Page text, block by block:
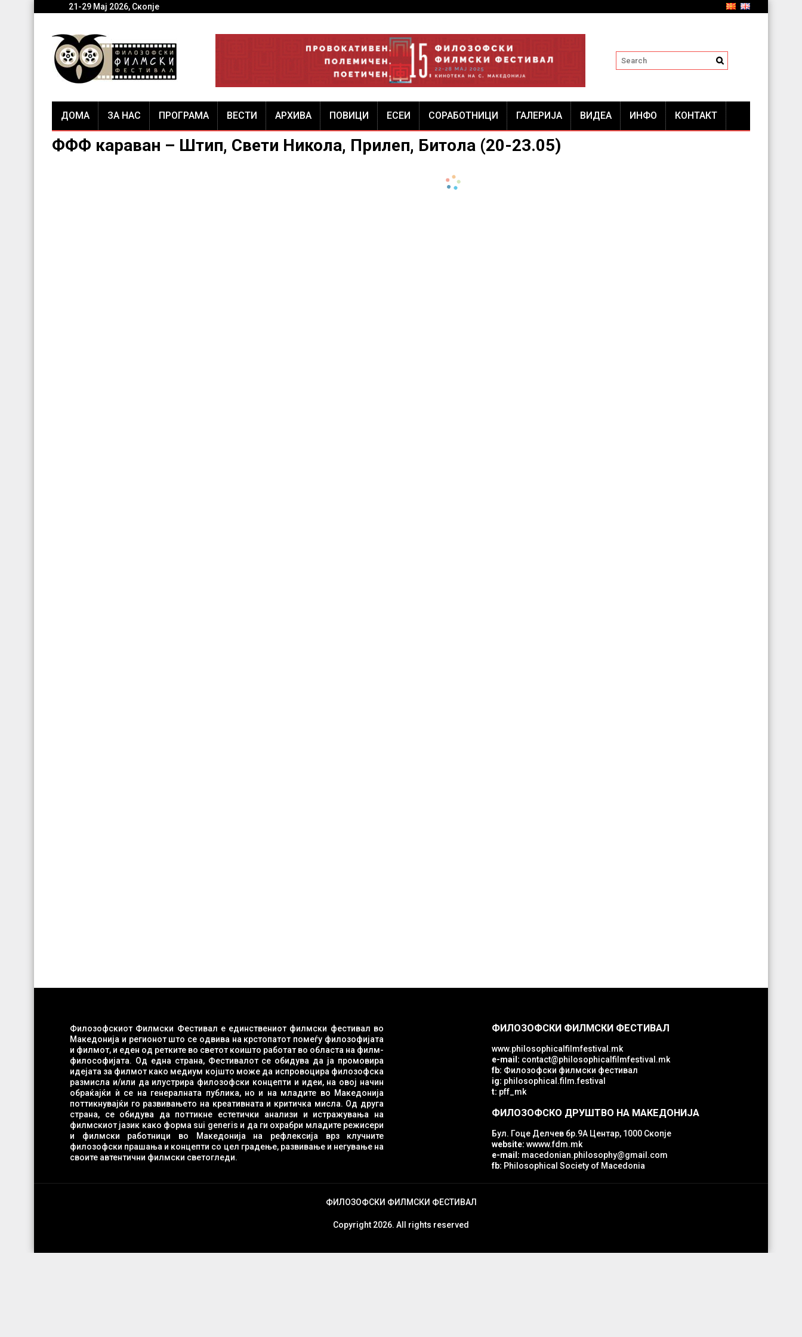
21-29 Мај 2026, Скопје
ДОМА ЗА НАС ПРОГРАМА ВЕСТИ АРХИВА ПОВИЦИ ЕСЕИ СОРАБОТНИЦИ ГАЛЕРИЈА ВИДЕА ИНФО КОНТАКТ
ФФФ караван – Штип, Свети Никола, Прилеп, Битола (20-23.05)
Филозофскиот Филмски Фестивал е единствениот филмски фестивал во
Македонија и регионот што се одвива на крстопатот помеѓу филозофијата
и филмот, и еден од ретките во светот коишто работат во областа на филм-
философијата. Од една страна, Фестивалот се обидува да ја промовира
идејата за филмот како медиум којшто може да испровоцира филозофска
размисла и/или да илустрира филозофски концепти и идеи, на овој начин
обраќајќи ѝ се на генералната публика, но и на младите во Македонија
поттикнувајќи го развивањето на креативната и критичка мисла. Од друга
страна, се обидува да поттикне естетички анализи и истражувања на
филмскиот јазик како форма sui generis и да ги охрабри младите режисери
и филмски работници во Македонија на рефлексија врз клучните
филозофски прашања и концепти со цел градење, развивање и негување на
своите автентични филмски светогледи.
ФИЛОЗОФСКИ ФИЛМСКИ ФЕСТИВАЛ
www.philosophicalfilmfestival.mk
e-mail: contact@philosophicalfilmfestival.mk
fb: Филозофски филмски фестивал
ig: philosophical.film.festival
t: pff_mk
ФИЛОЗОФСКО ДРУШТВО НА МАКЕДОНИЈА
Бул. Гоце Делчев бр.9А Центар, 1000 Скопје
website: wwww.fdm.mk
e-mail: macedonian.philosophy@gmail.com
fb: Philosophical Society of Macedonia
ФИЛОЗОФСКИ ФИЛМСКИ ФЕСТИВАЛ
Copyright 2026. All rights reserved